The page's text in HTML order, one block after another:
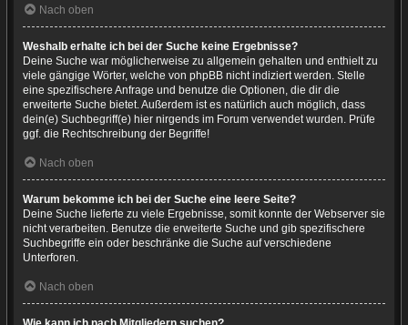
Nach oben
Weshalb erhalte ich bei der Suche keine Ergebnisse?
Deine Suche war möglicherweise zu allgemein gehalten und enthielt zu
viele gängige Wörter, welche von phpBB nicht indiziert werden. Stelle
eine spezifischere Anfrage und benutze die Optionen, die dir die
erweiterte Suche bietet. Außerdem ist es natürlich auch möglich, dass
dein(e) Suchbegriff(e) hier nirgends im Forum verwendet wurden. Prüfe
ggf. die Rechtschreibung der Begriffe!
Nach oben
Warum bekomme ich bei der Suche eine leere Seite?
Deine Suche lieferte zu viele Ergebnisse, somit konnte der Webserver sie
nicht verarbeiten. Benutze die erweiterte Suche und gib spezifischere
Suchbegriffe ein oder beschränke die Suche auf verschiedene
Unterforen.
Nach oben